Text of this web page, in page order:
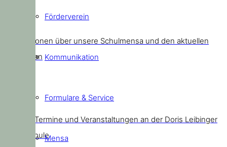
Förderverein
Kommunikation
Formulare & Service
Mensa
Informationen über unsere Schulmensa und den aktuellen
Speiseplan
Aktuelle Termine und Veranstaltungen an der Doris Leibinger
Grundschule